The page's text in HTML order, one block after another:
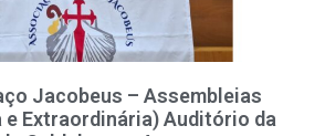
Jacobeus – Assembleias
e Extraordinária) Auditório da